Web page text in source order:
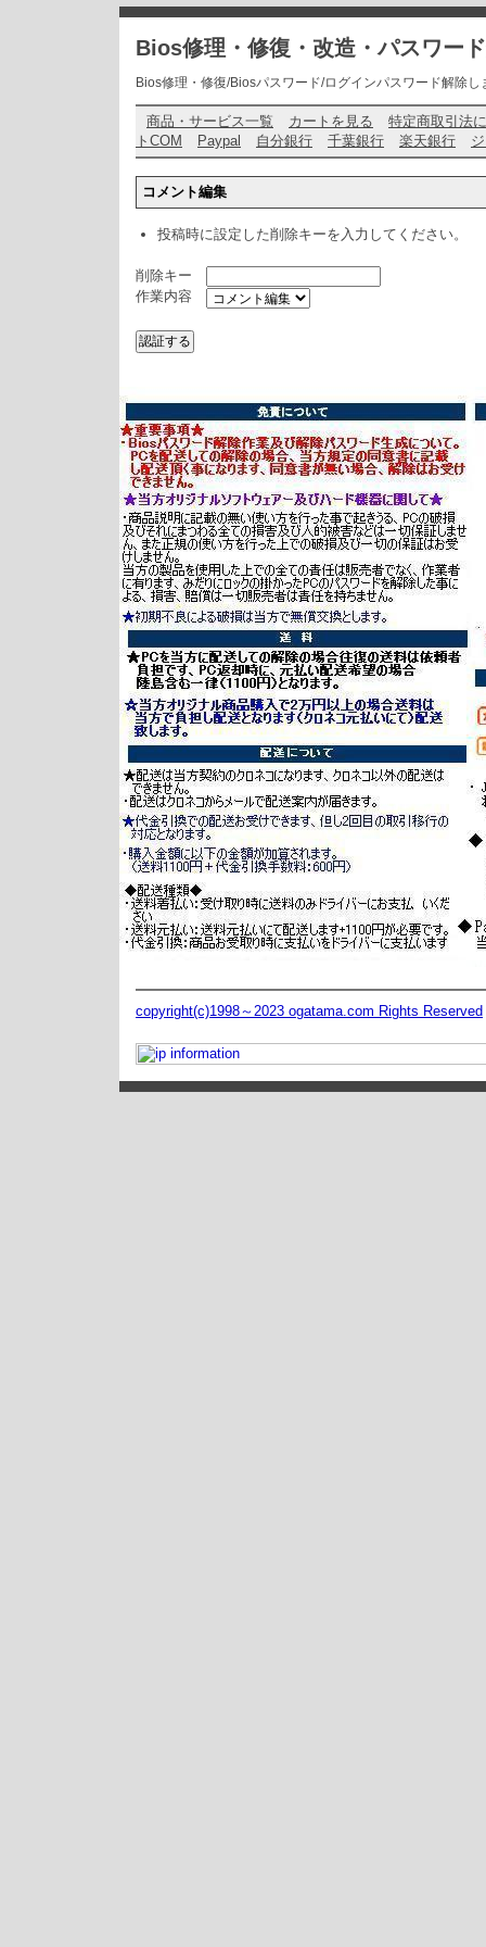
Bios修理・修復・改造・パスワー
Bios修理・修復/Biosパスワード/ログインパスワード解除
商品・サービス一覧 カートを見る
特定商取引法
トCOM
Paypal 自分銀行 千葉銀行 楽天銀行
コメント編集
投稿時に設定した削除キーを入力してください。
削除キー
作業内容
copyright(c)1998～2023 ogatama.com Rights Reserved